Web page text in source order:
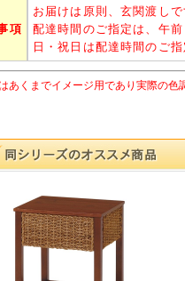
項
お届けは原則、玄関渡し
配達時間のご指定は、午
日・祝日は配達時間のご
あくまでイメージ用であり実際の色